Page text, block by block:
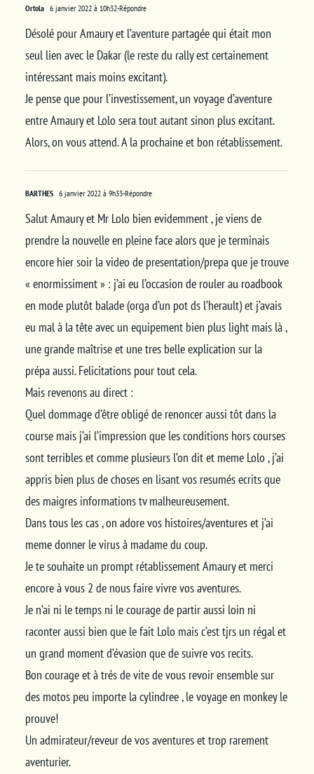
Ortola 6 janvier 2022 à 10h32-Répondre
Désolé pour Amaury et l’aventure partagée qui était mon
seul lien avec le Dakar (le reste du rally est certainement
intéressant mais moins excitant).
Je pense que pour l’investissement, un voyage d’aventure
entre Amaury et Lolo sera tout autant sinon plus excitant.
Alors, on vous attend. A la prochaine et bon rétablissement.
BARTHES 6 janvier 2022 à 9h33-Répondre
Salut Amaury et Mr Lolo bien evidemment , je viens de
prendre la nouvelle en pleine face alors que je terminais
encore hier soir la video de presentation/prepa que je trouve
« enormissiment » : j’ai eu l’occasion de rouler au roadbook
en mode plutôt balade (orga d’un pot ds l’herault) et j’avais
eu mal à la tête avec un equipement bien plus light mais là ,
une grande maîtrise et une tres belle explication sur la
prépa aussi. Felicitations pour tout cela.
Mais revenons au direct :
Quel dommage d’être obligé de renoncer aussi tôt dans la
course mais j’ai l’impression que les conditions hors courses
sont terribles et comme plusieurs l’on dit et meme Lolo , j’ai
appris bien plus de choses en lisant vos resumés ecrits que
des maigres informations tv malheureusement.
Dans tous les cas , on adore vos histoires/aventures et j’ai
meme donner le virus à madame du coup.
Je te souhaite un prompt rétablissement Amaury et merci
encore à vous 2 de nous faire vivre vos aventures.
Je n’ai ni le temps ni le courage de partir aussi loin ni
raconter aussi bien que le fait Lolo mais c’est tjrs un régal et
un grand moment d’évasion que de suivre vos recits.
Bon courage et à trés de vite de vous revoir ensemble sur
des motos peu importe la cylindree , le voyage en monkey le
prouve!
Un admirateur/reveur de vos aventures et trop rarement
aventurier.